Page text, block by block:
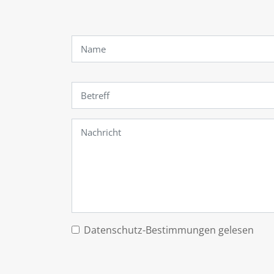
Datenschutz-Bestimmungen gelesen